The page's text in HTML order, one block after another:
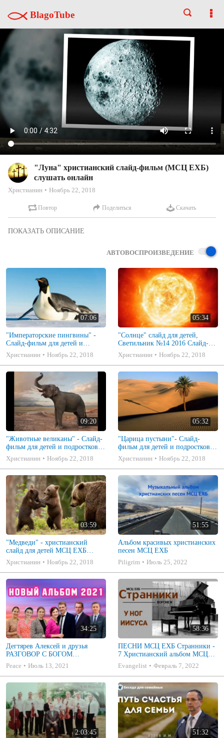
BlagoTube
"Луна" христианский слайд-фильм (МСЦ ЕХБ)
слушать онлайн
Христианин Ноябрь 22, 2018
Повтор Поделиться Скачать
Христианский рассказ для детей дошкольного и школьного
АВТОВОСПРОИЗВЕДЕНИЕ
07:06
"Императорские пингвины" -
Слайд-фильм для детей и
подростков (МСЦ ЕХБ) слушать
онлайн
Христианин Ноябрь 22, 2018
05:34
"Солнце" слайд для детей,
Светильник №14 2016 Слайд-
фильм (МСЦ ЕХБ) слушать
онлайн
Христианин Ноябрь 22, 2018
09:20
"Животные великаны" - Слайд-
фильм для детей и подростков
(МСЦ ЕХБ) слушать онлайн
Христианин Ноябрь 22, 2018
05:32
"Царица пустыни"- Слайд-
фильм для детей и подростков
(МСЦ ЕХБ) слушать онлайн
Христианин Ноябрь 22, 2018
03:59
"Медведи" - христианский
слайд для детей МСЦ ЕХБ
слушать онлайн
Христианин Ноябрь 22, 2018
51:55
Альбом красивых христианских
песен МСЦ ЕХБ
Piligrim
Июль 25, 2022
34:25
Дегтярев Алексей и друзья
РАЗГОВОР С БОГОМ
Христианские песни МСЦ ЕХБ
2021 (7я)
Peace Июль 13, 2021
58:36
ПЕСНИ МСЦ ЕХБ Странники -
7 Христианский альбом МСЦ
ЕХБ
Evangelist Февраль 7, 2022
2:03:45 51:32